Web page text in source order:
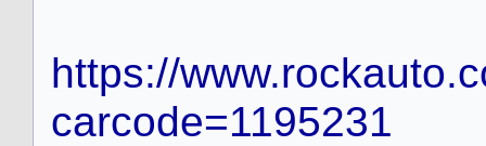
https://
carcode=1195231